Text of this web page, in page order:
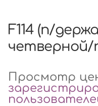
F114 (п/
четверной/
Просмотр